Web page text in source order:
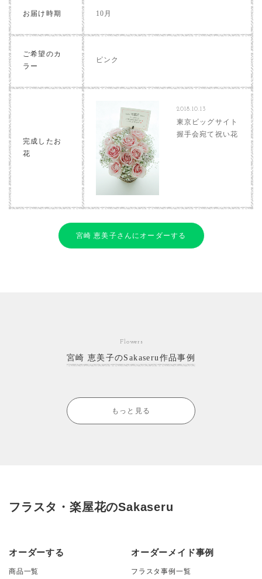
お届け時期 10月
ご希望のカ
ラー
ピンク
完成したお
花
2018.10.13
東京ビッグサイト
握手会宛て祝い花
宮崎 恵美子さんにオーダーする
Flowers
宮崎 恵美子のSakaseru作品事例
もっと見る
フラスタ・楽屋花のSakaseru
オーダーする
商品一覧
オーダーメイド事例
フラスタ事例一覧